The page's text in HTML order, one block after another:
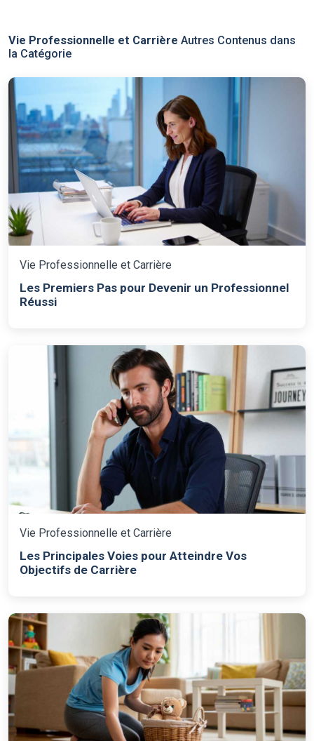
Vie Professionnelle et Carrière Autres Contenus dans
la Catégorie
Vie Professionnelle et Carrière
Les Premiers Pas pour Devenir un Professionnel
Réussi
Vie Professionnelle et Carrière
Les Principales Voies pour Atteindre Vos
Objectifs de Carrière